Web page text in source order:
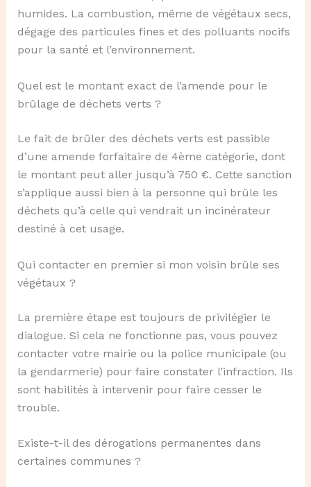
humides. La combustion, même de végétaux secs,
dégage des particules fines et des polluants nocifs
pour la santé et l’environnement.
Quel est le montant exact de l’amende pour le
brûlage de déchets verts ?
Le fait de brûler des déchets verts est passible
d’une amende forfaitaire de 4ème catégorie, dont
le montant peut aller jusqu’à 750 €. Cette sanction
s’applique aussi bien à la personne qui brûle les
déchets qu’à celle qui vendrait un incinérateur
destiné à cet usage.
Qui contacter en premier si mon voisin brûle ses
végétaux ?
La première étape est toujours de privilégier le
dialogue. Si cela ne fonctionne pas, vous pouvez
contacter votre mairie ou la police municipale (ou
la gendarmerie) pour faire constater l’infraction. Ils
sont habilités à intervenir pour faire cesser le
trouble.
Existe-t-il des dérogations permanentes dans
certaines communes ?